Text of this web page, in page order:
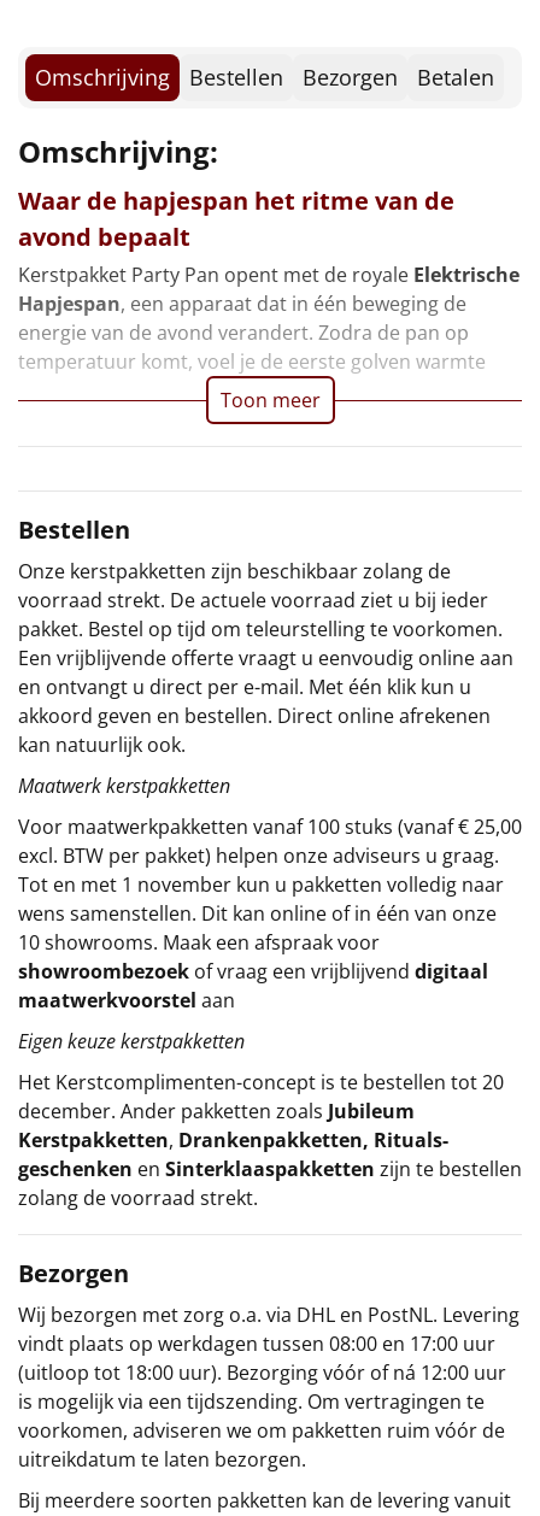
Noodradio NIEUW
Deken (fleece plaid)
Alle artikelen
Overige
Ideeën
Personeel
Particulier
Kerstgeschenken 2026
Relatiegeschenken
Cadeaubon
Alle overige
Omschrijving Bestellen Bezorgen Betalen
Omschrijving:
Waar de hapjespan het ritme van de
avond bepaalt
Kerstpakket Party Pan opent met de royale Elektrische
Hapjespan, een apparaat dat in één beweging de
energie van de avond verandert. Zodra de pan op
temperatuur komt, voel je de eerste golven warmte
Toon meer
Bestellen
Onze kerstpakketten zijn beschikbaar zolang de
voorraad strekt. De actuele voorraad ziet u bij ieder
pakket. Bestel op tijd om teleurstelling te voorkomen.
Een vrijblijvende offerte vraagt u eenvoudig online aan
en ontvangt u direct per e-mail. Met één klik kun u
akkoord geven en bestellen. Direct online afrekenen
kan natuurlijk ook.
Maatwerk kerstpakketten
Voor maatwerkpakketten vanaf 100 stuks (vanaf € 25,00
excl. BTW per pakket) helpen onze adviseurs u graag.
Tot en met 1 november kun u pakketten volledig naar
wens samenstellen. Dit kan online of in één van onze
10 showrooms. Maak een afspraak voor
showroombezoek of vraag een vrijblijvend digitaal
maatwerkvoorstel aan
Eigen keuze kerstpakketten
Het Kerstcomplimenten-concept is te bestellen tot 20
december. Ander pakketten zoals Jubileum
Kerstpakketten, Drankenpakketten, Rituals-
geschenken en Sinterklaaspakketten zijn te bestellen
zolang de voorraad strekt.
Bezorgen
Wij bezorgen met zorg o.a. via DHL en PostNL. Levering
vindt plaats op werkdagen tussen 08:00 en 17:00 uur
(uitloop tot 18:00 uur). Bezorging vóór of ná 12:00 uur
is mogelijk via een tijdszending. Om vertragingen te
voorkomen, adviseren we om pakketten ruim vóór de
uitreikdatum te laten bezorgen.
Bij meerdere soorten pakketten kan de levering vanuit